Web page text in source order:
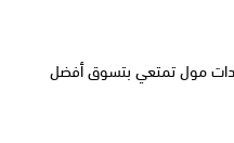
مول تمتعي بتسوق أفضل